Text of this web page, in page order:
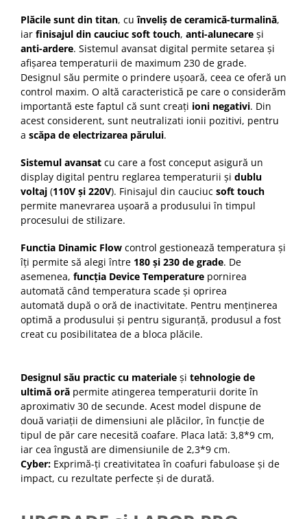
Plăcile sunt din titan, cuînveliș de ceramică-turmalină,
iar finisajul din cauciuc soft touch, anti-alunecare și
anti-ardere. Sistemul avansat digital permite setarea și
afișarea temperaturii de maximum 230 de grade.
Designul său permite o prindere ușoară, ceea ce oferă un
control maxim. O altă caracteristică pe care o considerăm
importantă este faptul că sunt creați ioni negativi. Din
acest considerent, sunt neutralizati ionii pozitivi, pentru
a scăpa de electrizarea părului.
Sistemul avansat cu care a fost conceput asigură un
display digital pentru reglarea temperaturii și dublu
voltaj (110V și 220V). Finisajul din cauciuc soft touch
permite manevrarea ușoară a produsului în timpul
procesului de stilizare.
Functia Dinamic Flow control gestionează temperatura și
îți permite să alegi între 180 și 230 de grade. De
asemenea, funcția Device Temperature pornirea
automată când temperatura scade și oprirea
automată după o oră de inactivitate. Pentru menținerea
optimă a produsului și pentru siguranță, produsul a fost
creat cu posibilitatea de a bloca plăcile.
Designul său practic cu materiale și tehnologie de
ultimă oră permite atingerea temperaturii dorite în
aproximativ 30 de secunde. Acest model dispune de
două variații de dimensiuni ale plăcilor, în funcție de
tipul de păr care necesită coafare. Placa lată: 3,8*9 cm,
iar cea îngustă are dimensiunile de 2,3*9 cm.
Cyber: Exprimă-ți creativitatea în coafuri fabuloase și de
impact, cu rezultate perfecte și de durată.